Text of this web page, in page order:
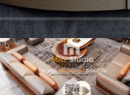
-46%